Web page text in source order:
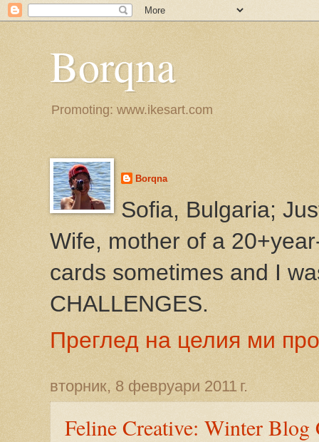
Borqna
Promoting: www.ikesart.com
Borqna
Sofia, Bulgaria;
Wife, mother of a
cards sometimes and I
CHALLENGES.
Преглед на целия ми
вторник, 8 февруари 2011 г.
Feline Creative: Winter Blog